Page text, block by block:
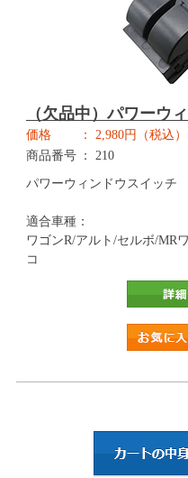
（欠品中）パワー
価格
2,980円（税込）
商品番号
210
パワーウィンドウスイッチ
適合車種：
ワゴンR/アルト/セルボ/MR
コ